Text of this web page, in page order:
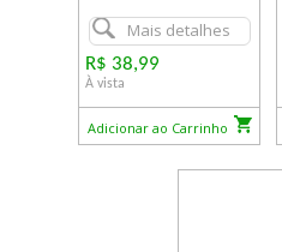
Mais detalhes
R$ 38,99
À vista
Adicionar ao Carrinho